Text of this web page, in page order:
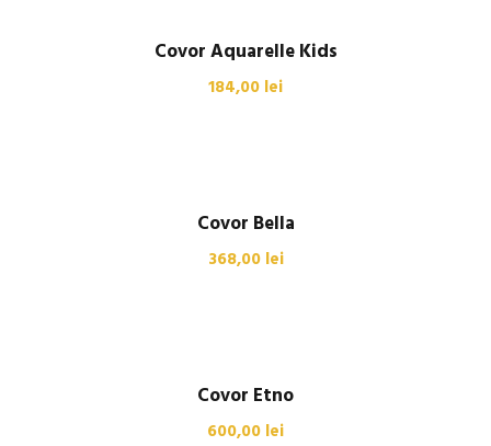
Covor Aquarelle Kids
184,00 lei
Covor Bella
368,00 lei
Covor Etno
600,00 lei